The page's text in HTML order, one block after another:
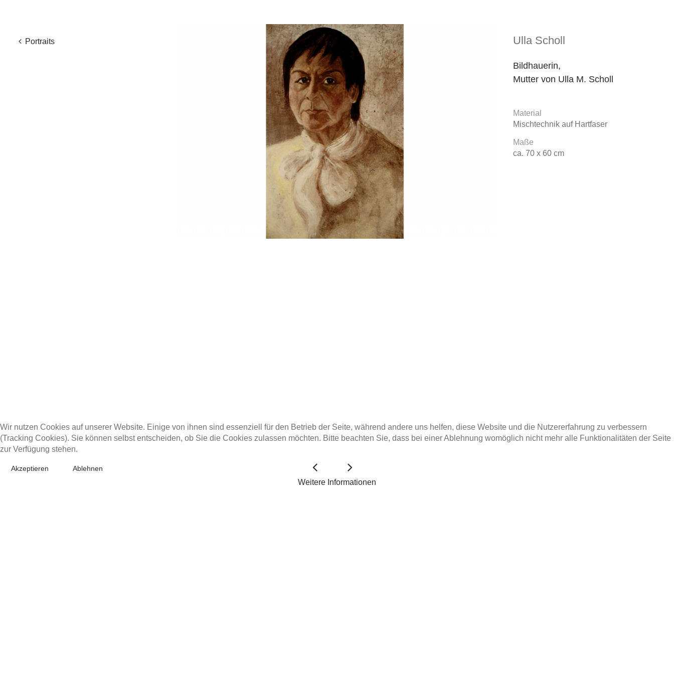
Portraits Ulla Scholl
Bildhauerin,
Mutter von Ulla M. Scholl
Material
Mischtechnik auf Hartfaser
Maße
ca. 70 x 60 cm
Wir nutzen Cookies auf unserer Website. Einige von ihnen sind essenziell für den Betrieb der Seite, während andere uns helfen, diese Website und die Nutzererfahrung zu verbessern
(Tracking Cookies). Sie können selbst entscheiden, ob Sie die Cookies zulassen möchten. Bitte beachten Sie, dass bei einer Ablehnung womöglich nicht mehr alle Funktionalitäten der Seite
zur Verfügung stehen.
Akzeptieren Ablehnen
Weitere Informationen